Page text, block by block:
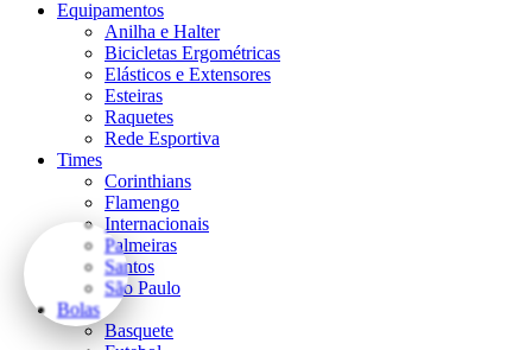
Equipamentos
Anilha e Halter
Bicicletas Ergométricas
Elásticos e Extensores
Esteiras
Raquetes
Rede Esportiva
Times
Corinthians
Flamengo
Internacionais
Palmeiras
Santos
São Paulo
Bolas
Basquete